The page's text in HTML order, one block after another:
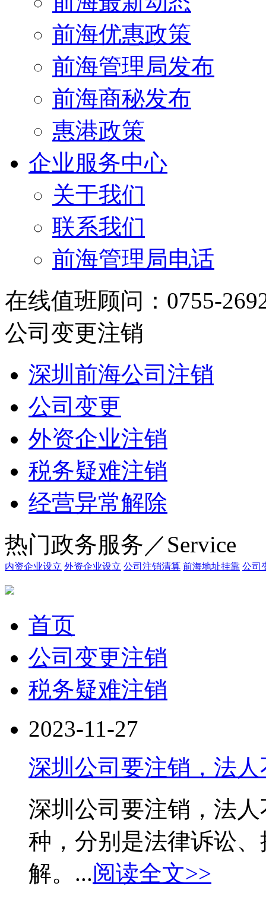
前海优惠政策
前海管理局发布
前海商秘发布
惠港政策
企业服务中心
关于我们
联系我们
前海管理局电话
在线值班顾问：0755-
公司变更注销
深圳前海公司注销
公司变更
外资企业注销
税务疑难注销
经营异常解除
热门政务服务／Service
内资企业设立 外资企业设立 公司注销清算 前海地址挂靠 公司
首页
公司变更注销
税务疑难注销
2023-11-27
深圳公司要注销，法
深圳公司要注销，法
种，分别是法律诉讼
解。...阅读全文>>